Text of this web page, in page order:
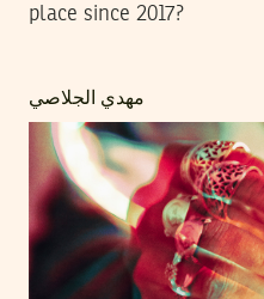
place since 2017?
مهدي الجلاصي